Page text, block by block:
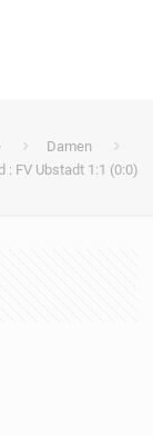
Damen
: FV Ubstadt 1:1 (0:0)